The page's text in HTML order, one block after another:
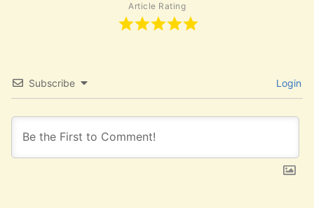
Article Rating
Subscribe Login